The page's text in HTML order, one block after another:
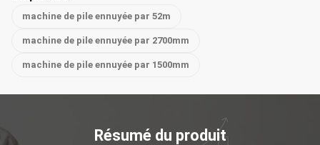
machine de pile ennuyée par 52m
machine de pile ennuyée par 2700mm
machine de pile ennuyée par 1500mm
Résumé du produit